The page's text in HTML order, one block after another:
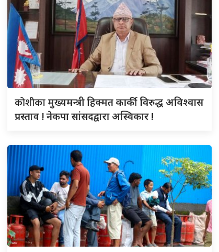
कोशीकामुख्यमन्त्री हिक्मत कार्की विरुद्ध अविश्वास
प्रस्ताव ! नेकपा सांसदद्वारा अस्विकार !